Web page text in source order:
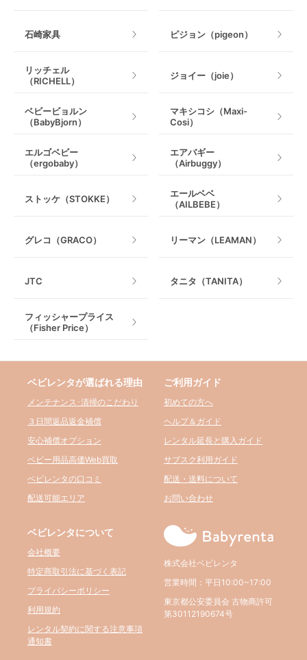
石崎家具 ピジョン（pigeon）
リッチェル
（RICHELL）
ジョイー（joie）
ベビービョルン
（BabyBjorn）
マキシコシ（Maxi-
Cosi）
エルゴベビー
（ergobaby）
エアバギー
（Airbuggy）
ストッケ（STOKKE）
エールベベ
（AILBEBE）
グレコ（GRACO） リーマン（LEAMAN）
JTC タニタ（TANITA）
フィッシャープライス
（Fisher Price）
ベビレンタが選ばれる理由
メンテナンス･清掃のこだわり
３日間返品返金補償
安心補償オプション
ベビー用品高価Web買取
ベビレンタの口コミ
配送可能エリア
ご利用ガイド
初めての方へ
ヘルプ＆ガイド
レンタル延長と購入ガイド
サブスク利用ガイド
配送・送料について
お問い合わせ
ベビレンタについて
会社概要
特定商取引法に基づく表記
プライバシーポリシー
利用規約
レンタル契約に関する注意事項
通知書
株式会社ベビレンタ
営業時間：平日10:00~17:00
東京都公安委員会 古物商許可
第30112190674号